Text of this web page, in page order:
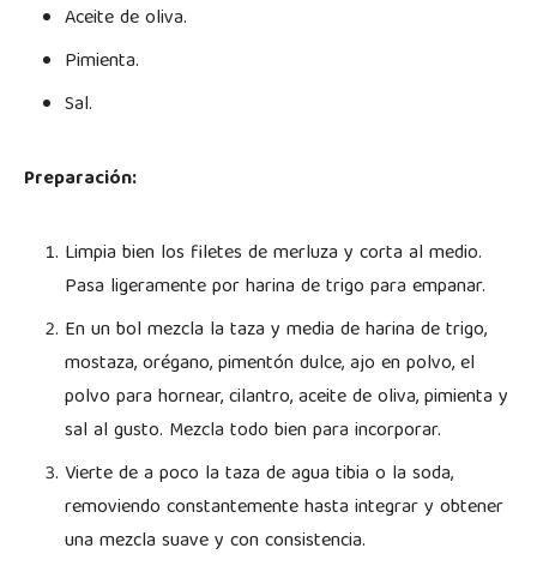
Aceite de oliva.
Pimienta.
Sal.
Preparación:
Limpia bien los filetes de merluza y corta al medio.
Pasa ligeramente por harina de trigo para empanar.
En un bol mezcla la taza y media de harina de trigo,
mostaza, orégano, pimentón dulce, ajo en polvo, el
polvo para hornear, cilantro, aceite de oliva, pimienta y
sal al gusto. Mezcla todo bien para incorporar.
Vierte de a poco la taza de agua tibia o la soda,
removiendo constantemente hasta integrar y obtener
una mezcla suave y con consistencia.